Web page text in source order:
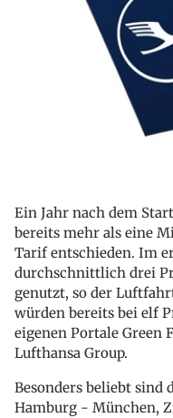
Ein Jahr nach dem
bereits mehr als eine
Tarif entschieden. Im
durchschnittlich drei
genutzt, so der
würden bereits bei elf
eigenen Portale Green
Lufthansa Group.
Besonders beliebt sind
Hamburg - München,